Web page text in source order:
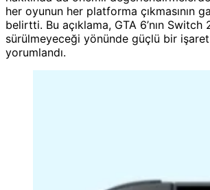
her oyunun her platforma çıkmasının
belirtti. Bu açıklama, GTA 6’nın
sürülmeyeceği yönünde güçlü bir
yorumlandı.